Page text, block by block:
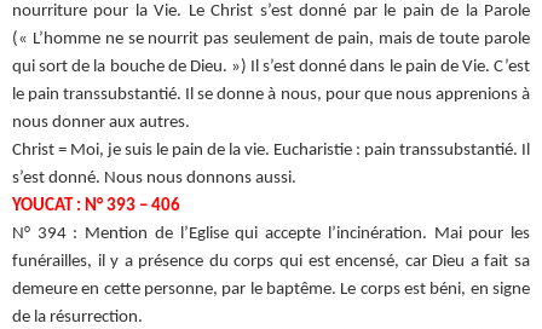
nourriture pour la Vie. Le Christ s’est donné par le pain de la Parole
(« L’homme ne se nourrit pas seulement de pain, mais de toute parole
qui sort de la bouche de Dieu. ») Il s’est donné dans le pain de Vie. C’est
le pain transsubstantié. Il se donne à nous, pour que nous apprenions à
nous donner aux autres.
Christ = Moi, je suis le pain de la vie. Eucharistie : pain transsubstantié. Il
s’est donné. Nous nous donnons aussi.
YOUCAT : N° 393 – 406
N° 394 : Mention de l’Eglise qui accepte l’incinération. Mai pour les
funérailles, il y a présence du corps qui est encensé, car Dieu a fait sa
demeure en cette personne, par le baptême. Le corps est béni, en signe
de la résurrection.